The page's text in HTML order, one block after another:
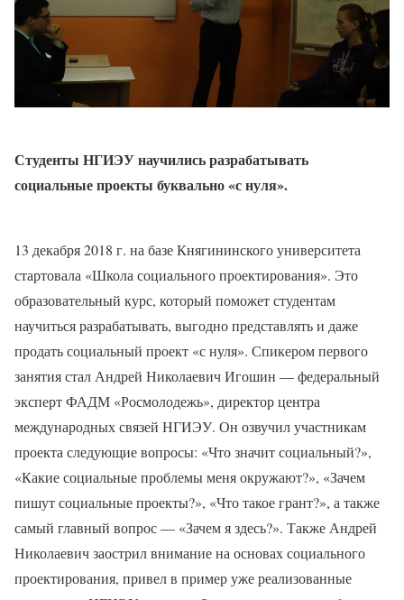
Студенты НГИЭУ научились разрабатывать
социальные проекты буквально «с нуля».
13 декабря 2018 г. на базе Княгининского университета
стартовала «Школа социального проектирования». Это
образовательный курс, который поможет студентам
научиться разрабатывать, выгодно представлять и даже
продать социальный проект «с нуля». Спикером первого
занятия стал Андрей Николаевич Игошин — федеральный
эксперт ФАДМ «Росмолодежь», директор центра
международных связей НГИЭУ. Он озвучил участникам
проекта следующие вопросы: «Что значит социальный?»,
«Какие социальные проблемы меня окружают?», «Зачем
пишут социальные проекты?», «Что такое грант?», а также
самый главный вопрос — «Зачем я здесь?». Также Андрей
Николаевич заострил внимание на основах социального
проектирования, привел в пример уже реализованные